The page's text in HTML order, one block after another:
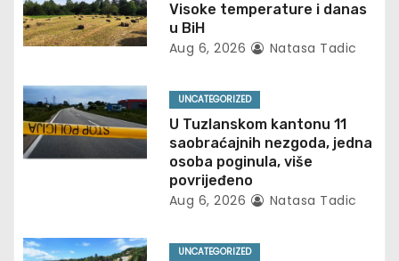
v
i
g
a
t
o
Visoke temperature i danas
u BiH
Aug 6, 2026 Natasa Tadic
UNCATEGORIZED
U Tuzlanskom kantonu 11
saobraćajnih nezgoda, jedna
osoba poginula, više
povrijeđeno
Aug 6, 2026 Natasa Tadic
UNCATEGORIZED